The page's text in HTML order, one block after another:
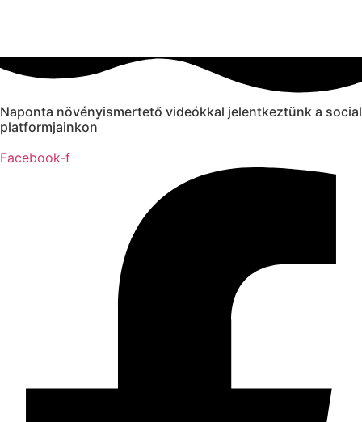
Naponta növényismertető videókkal jelentkeztünk a social
platformjainkon
Facebook-f